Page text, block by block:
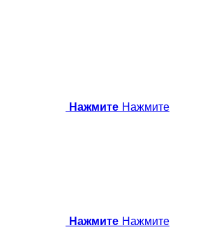
Нажмите Нажмите
Нажмите Нажмите